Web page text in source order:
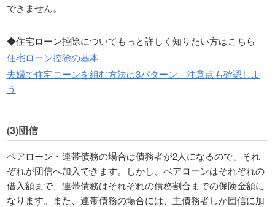
できません。
◆住宅ローン控除についてもっと詳しく知りたい方はこちら
住宅ローン控除の基本
夫婦で住宅ローンを組む方法は3パターン。注意点も確認しよ
う
(3)団信
ペアローン・連帯債務の場合は債務者が2人になるので、それ
ぞれが団信へ加入できます。しかし、ペアローンはそれぞれの
借入額まで、連帯債務はそれぞれの債務割合までの保険金額に
なります。また、連帯債務の場合には、主債務者しか団信に加